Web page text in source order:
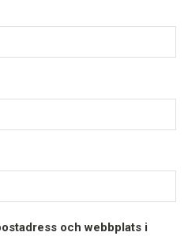
och webbplats i